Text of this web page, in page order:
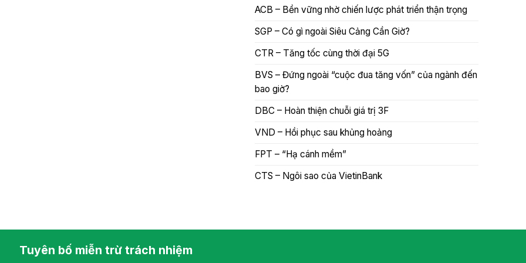
ACB – Bền vững nhờ chiến lược phát triển thận trọng
SGP – Có gì ngoài Siêu Cảng Cần Giờ?
CTR – Tăng tốc cùng thời đại 5G
BVS – Đứng ngoài “cuộc đua tăng vốn” của ngành đến
bao giờ?
DBC – Hoàn thiện chuỗi giá trị 3F
VND – Hồi phục sau khủng hoảng
FPT – “Hạ cánh mềm”
CTS – Ngôi sao của VietinBank
Tuyên bố miễn trừ trách nhiệm